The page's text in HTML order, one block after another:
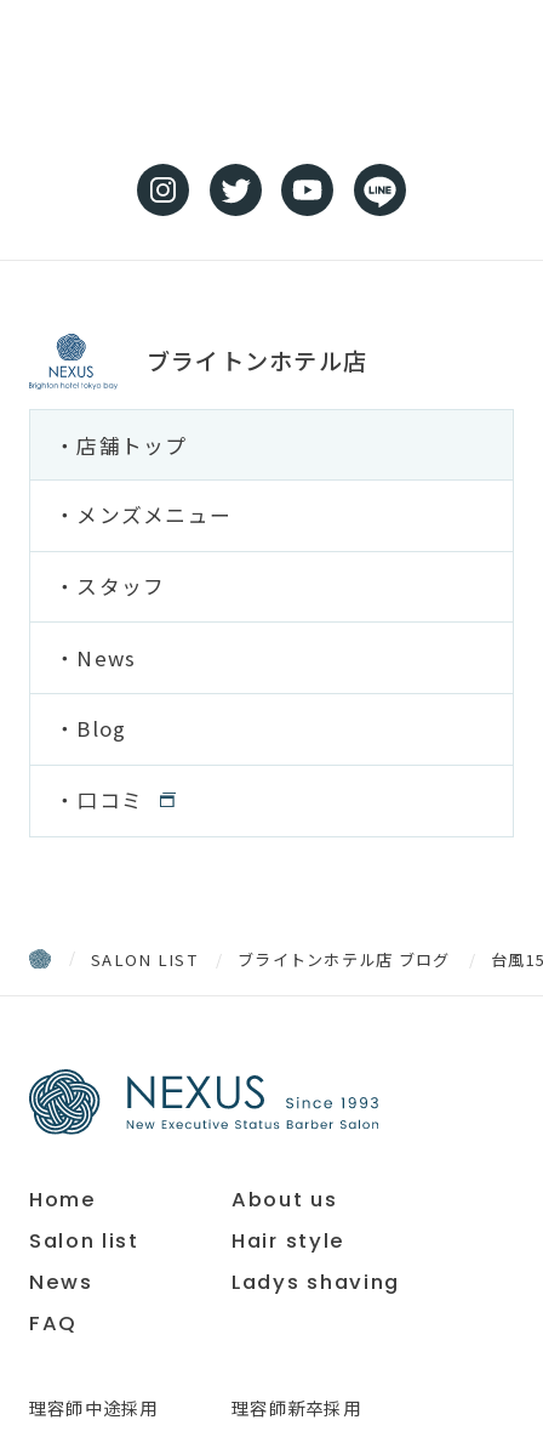
ブライトンホテル店
店舗トップ
メンズメニュー
スタッフ
News
Blog
口コミ
SALON LIST ブライトンホテル店 ブログ 台風
Home
About us
Salon list
Hair style
News
Ladys shaving
FAQ
理容師中途採用
理容師新卒採用